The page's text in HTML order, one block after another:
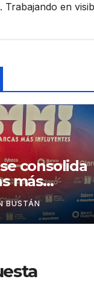
Trabajando en
consolida
más
BUSTÁN